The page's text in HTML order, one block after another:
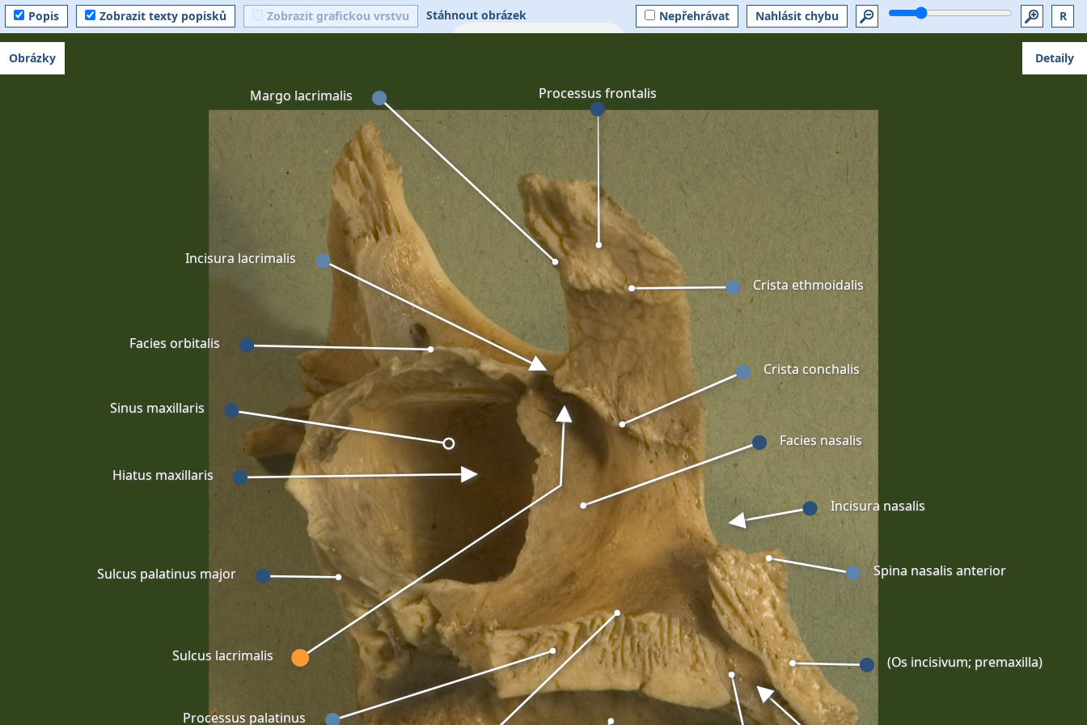
Popis Zobrazit texty popisků Zobrazit grafickou vrstvu Stáhnout obrázek R
Nahlásit chybu
Nepřehrávat
Sulcus lacrimalis
Crista ethmoidalis
(Os incisivum; premaxilla)
Processus palatinus
Incisura lacrimalis
Processus frontalis
Sinus maxillaris
Sulcus palatinus major
Hiatus maxillaris
Margo lacrimalis
Crista conchalis
Facies nasalis
Spina nasalis anterior
Incisura nasalis
Facies orbitalis
Obrázky Detaily